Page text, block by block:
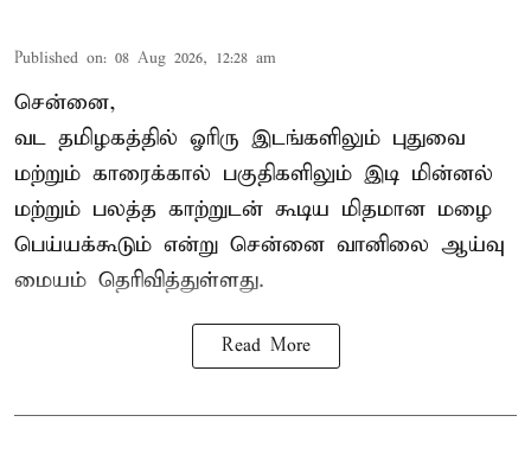
Published on: 08 Aug 2026, 12:28 am
சென்னை,
வட தமிழகத்தில் ஓரிரு இடங்களிலும் புதுவை
மற்றும் காரைக்கால் பகுதிகளிலும் இடி மின்னல்
மற்றும் பலத்த காற்றுடன் கூடிய மிதமான மழை
பெய்யக்கூடும் என்று சென்னை வானிலை ஆய்வு
மையம் தெரிவித்துள்ளது.
Read More